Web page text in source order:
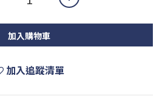
加入購物車
加入追蹤清單